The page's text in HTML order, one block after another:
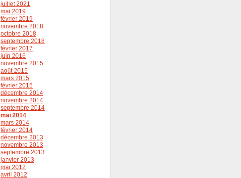
juillet 2021
mai 2019
février 2019
novembre 2018
octobre 2018
septembre 2018
février 2017
juin 2016
novembre 2015
août 2015
mars 2015
février 2015
décembre 2014
novembre 2014
septembre 2014
mai 2014
mars 2014
février 2014
décembre 2013
novembre 2013
septembre 2013
janvier 2013
mai 2012
avril 2012